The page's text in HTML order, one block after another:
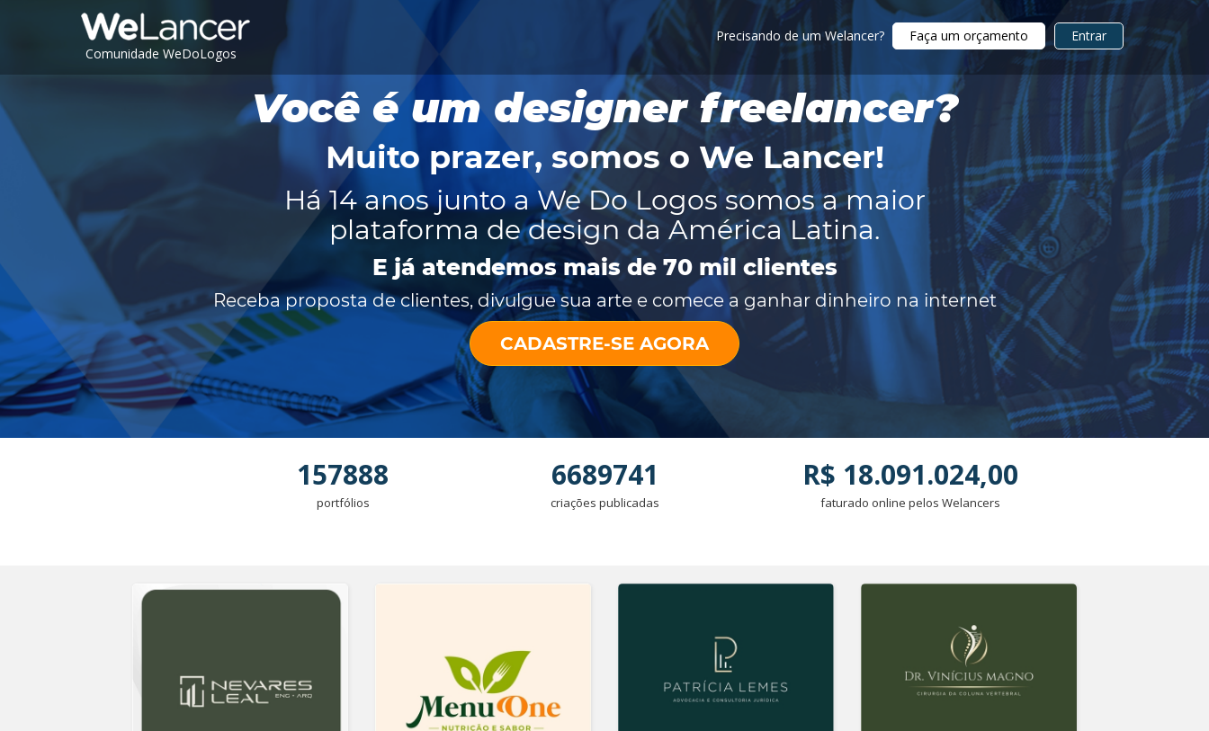
Comunidade WeDoLogos
Precisando de um Welancer? Faça um orçamento Entrar
Você é um designer freelancer?
Muito prazer, somos o We Lancer!
Há 14 anos junto a We Do Logos somos a maior
plataforma de design da América Latina.
E já atendemos mais de 70 mil clientes
Receba proposta de clientes, divulgue sua arte e comece a ganhar dinheiro na internet
CADASTRE-SE AGORA
157888
portfólios
6689741
criações publicadas
R$ 18.091.024,00
faturado online pelos Welancers